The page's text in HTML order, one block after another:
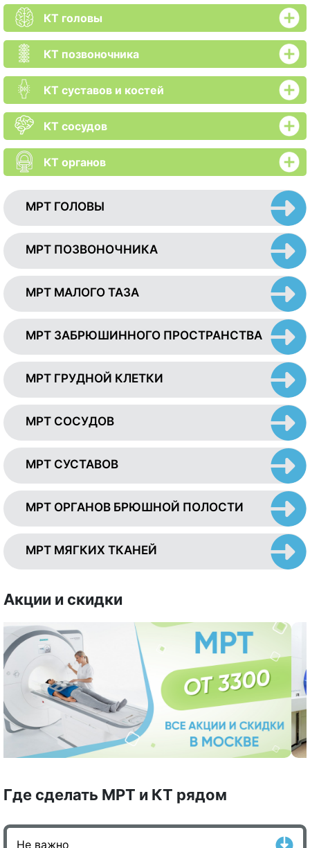
КТ головы
КТ позвоночника
КТ суставов и костей
КТ сосудов
КТ органов
МРТ ГОЛОВЫ
МРТ ПОЗВОНОЧНИКА
МРТ МАЛОГО ТАЗА
МРТ ЗАБРЮШИННОГО ПРОСТРАНСТВА
МРТ ГРУДНОЙ КЛЕТКИ
МРТ СОСУДОВ
МРТ СУСТАВОВ
МРТ ОРГАНОВ БРЮШНОЙ ПОЛОСТИ
МРТ МЯГКИХ ТКАНЕЙ
Акции и скидки
Где сделать МРТ и КТ рядом